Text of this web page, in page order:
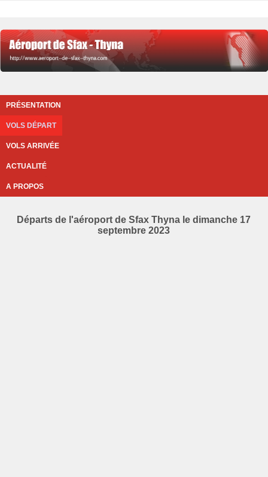
PRÉSENTATION
VOLS DÉPART
VOLS ARRIVÉE
ACTUALITÉ
A PROPOS
Départs de l'aéroport de Sfax Thyna le dimanche 17
septembre 2023